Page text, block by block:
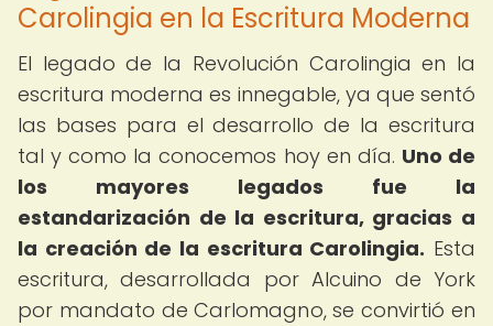
Carolingia en la Escritura Moderna
El legado de la Revolución Carolingia en la
escritura moderna es innegable, ya que sentó
las bases para el desarrollo de la escritura
tal y como la conocemos hoy en día. Uno de
los mayores legados fue la
estandarización de la escritura, gracias a
la creación de la escritura Carolingia. Esta
escritura, desarrollada por Alcuino de York
por mandato de Carlomagno, se convirtió en